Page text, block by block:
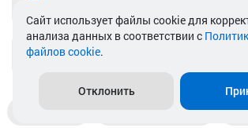
info@akkamulik.by
Пункты выдачи
Cайт использует файлы cookie для
анализа данных в соответствии с
файлов cookie.
Отклонить